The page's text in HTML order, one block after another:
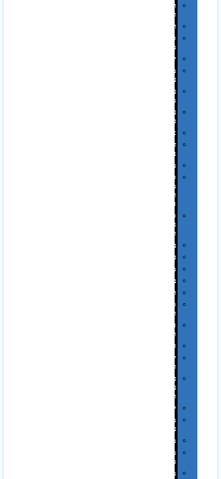
תערוכות
וכנסים
רמקולים
סוכריות
ממותגות
יודאיקה
מארזי
עטים
עטי
מתכת
עטי
פלסטיק
אוזניות
זכרונות
ניידים
מפצלים
סביבת
מחשב
וציוד
היקפי
סוללות
גיבוי
ומטענים
ביגוד
כובעים
מגבות
בקבוקים
תרמי
ספלים
וכוסות
הוקרה
ואומנות
חגים
יין
ומארזים
כלי
עבודה
ופנסים
למטבח
מוצרי
עור
מחברות
מחזיקי
מפתחות
משחקים